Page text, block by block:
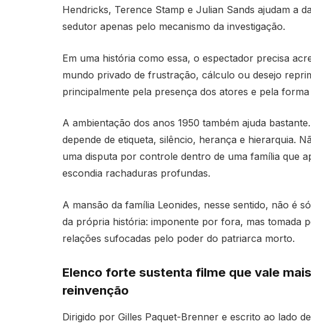
Hendricks, Terence Stamp e Julian Sands ajudam a
sedutor apenas pelo mecanismo da investigação.
Em uma história como essa, o espectador precisa
mundo privado de frustração, cálculo ou desejo
principalmente pela presença dos atores e pela
A ambientação dos anos 1950 também ajuda
depende de etiqueta, silêncio, herança e hierarquia.
uma disputa por controle dentro de uma família que
escondia rachaduras profundas.
A mansão da família Leonides, nesse sentido, não é
da própria história: imponente por fora, mas tomada
relações sufocadas pelo poder do patriarca morto.
Elenco forte sustenta filme que vale
reinvenção
Dirigido por Gilles Paquet-Brenner e escrito ao lado